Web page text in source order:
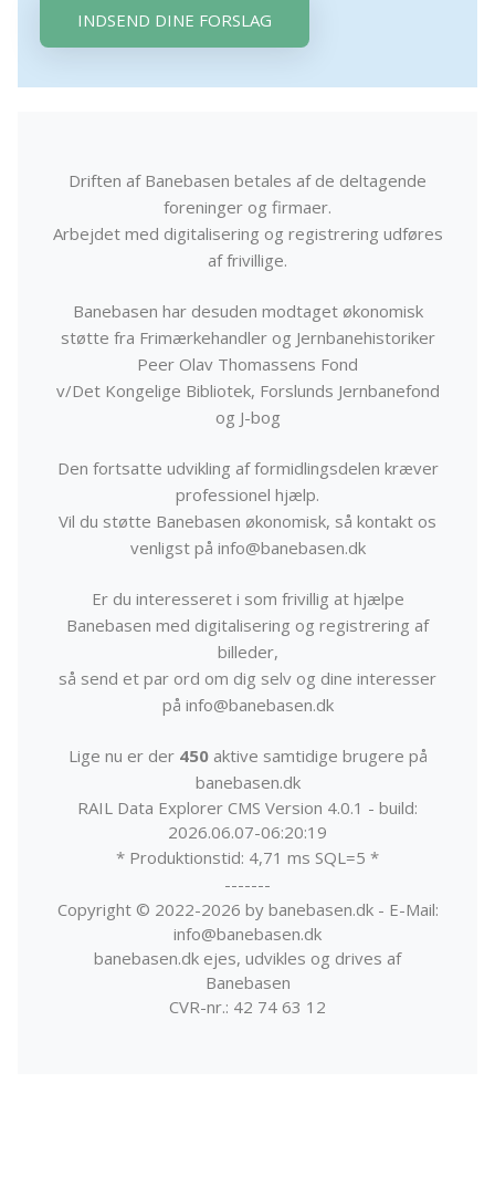
INDSEND DINE FORSLAG
Driften af Banebasen betales af de deltagende
foreninger og firmaer.
Arbejdet med digitalisering og registrering udføres
af frivillige.
Banebasen har desuden modtaget økonomisk
støtte fra Frimærkehandler og Jernbanehistoriker
Peer Olav Thomassens Fond
v/Det Kongelige Bibliotek, Forslunds Jernbanefond
og J-bog
Den fortsatte udvikling af formidlingsdelen kræver
professionel hjælp.
Vil du støtte Banebasen økonomisk, så kontakt os
venligst på info@banebasen.dk
Er du interesseret i som frivillig at hjælpe
Banebasen med digitalisering og registrering af
billeder,
så send et par ord om dig selv og dine interesser
på info@banebasen.dk
Lige nu er der 450aktive samtidige brugere på
banebasen.dk
RAIL Data Explorer CMS Version 4.0.1 - build:
2026.06.07-06:20:19
* Produktionstid: 4,71 ms SQL=5 *
-------
Copyright © 2022-2026 by banebasen.dk - E-Mail:
info@banebasen.dk
banebasen.dk ejes, udvikles og drives af
Banebasen
CVR-nr.: 42 74 63 12